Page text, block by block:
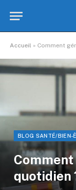
Accueil » Comment
BLOG SANTÉ/BIEN-
quotidien